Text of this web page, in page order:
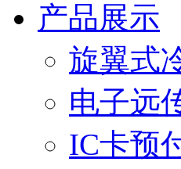
产品展示
旋翼式
电子远
IC卡预